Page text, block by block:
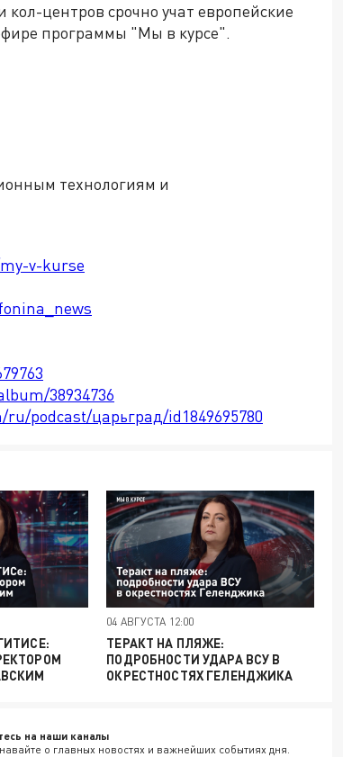
центров срочно учат европейские
программы "Мы в курсе".
технологиям и
v-kurse
38934736
podcast/царьград/id1849695780
04 АВГУСТА 12:00
ТЕРАКТ НА ПЛЯЖЕ:
ПОДРОБНОСТИ УДАРА ВСУ В
ОКРЕСТНОСТЯХ ГЕЛЕНДЖИКА
на наши каналы
о главных новостях и важнейших событиях дня.